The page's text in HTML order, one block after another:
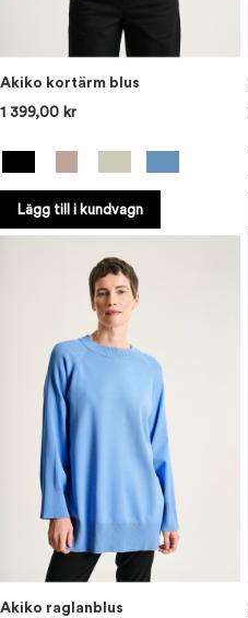
Akiko kortärm blus
1 399,00 kr
Lägg till i kundvagn
Akiko raglanblus